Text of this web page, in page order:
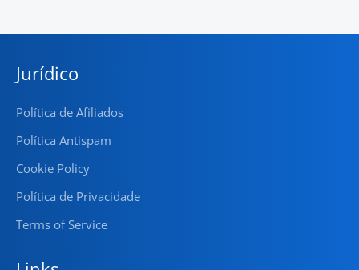
Jurídico
Política de Afiliados
Política Antispam
Cookie Policy
Política de Privacidade
Terms of Service